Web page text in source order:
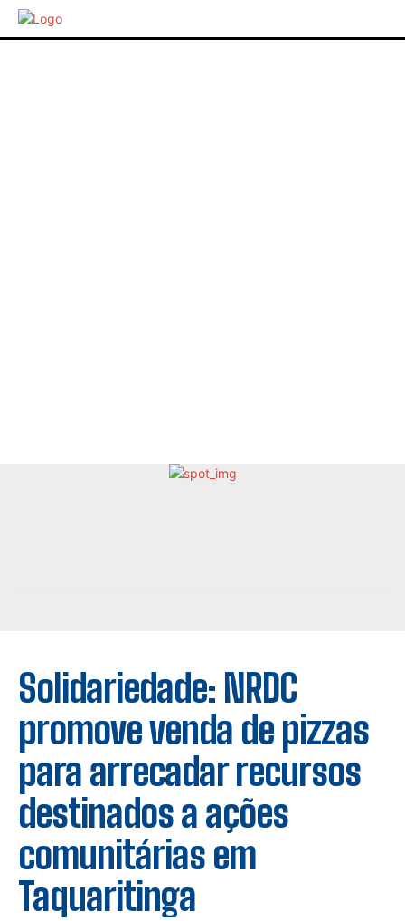
Solidariedade: NRDC
promove venda de pizzas
para arrecadar recursos
destinados a ações
comunitárias em
Taquaritinga